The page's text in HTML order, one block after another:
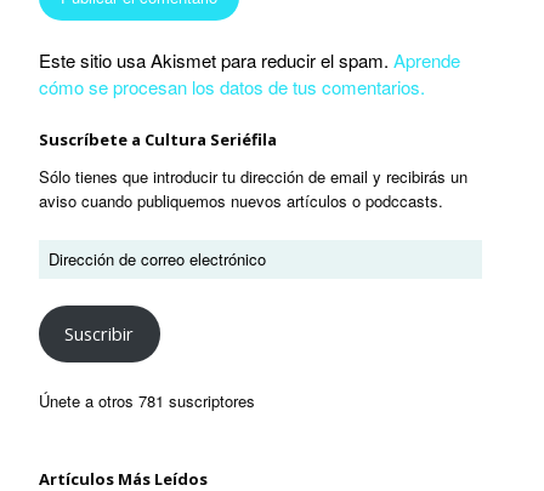
Este sitio usa Akismet para reducir el spam. Aprende
cómo se procesan los datos de tus comentarios.
Suscríbete a Cultura Seriéfila
Sólo tienes que introducir tu dirección de email y recibirás un
aviso cuando publiquemos nuevos artículos o podccasts.
Suscribir
Únete a otros 781 suscriptores
Artículos Más Leídos